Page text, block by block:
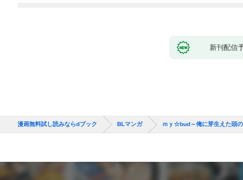
新刊配信
漫画無料試し読みならdブック BLマンガ ｍｙ☆bud～俺に芽生えた頭